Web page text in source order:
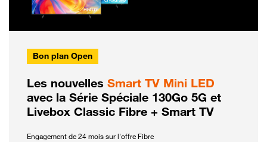
Bon plan Open
Les nouvelles Smart TV Mini LED
avec la Série Spéciale 130Go 5G et
Livebox Classic Fibre + Smart TV
Engagement de 24 mois sur l'offre Fibre